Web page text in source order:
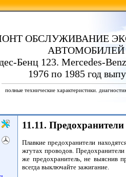
ОБСЛУЖИВАНИЕ
АВТОМОБИЛЕЙ
Бенц 123. Mercedes-
1976 по 1985 год
полные технические характеристики.
11.11. Предохранители
Плавкие предохранители
жгутах проводов.
же предохранитель, не выяснив
всегда выключайте зажигание.